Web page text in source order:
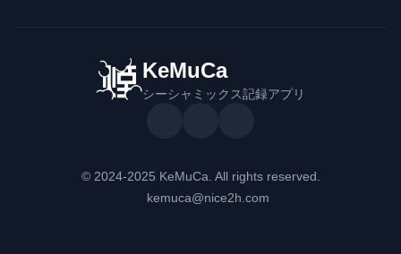
KeMuCa
シーシャミックス記録アプリ
© 2024-2025 KeMuCa. All rights reserved.
kemuca@nice2h.com